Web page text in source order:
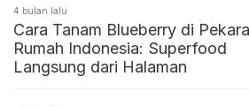
4 bulan lalu
Cara Tanam Blueberry di
Rumah Indonesia: Superfood
Langsung dari Halaman